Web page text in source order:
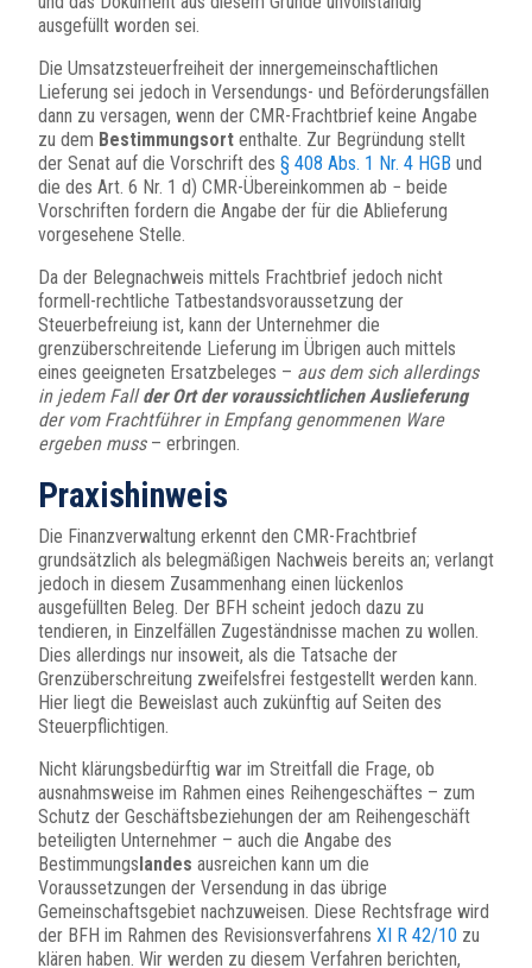
ausgefüllt worden sei.
Die Umsatzsteuerfreiheit der innergemeinschaftlichen
Lieferung sei jedoch in Versendungs- und Beförderungsfällen
dann zu versagen, wenn der CMR-Frachtbrief keine Angabe
zu dem Bestimmungsort enthalte. Zur Begründung stellt
der Senat auf die Vorschrift des § 408 Abs. 1 Nr. 4 HGB und
die des Art. 6 Nr. 1 d) CMR-Übereinkommen ab − beide
Vorschriften fordern die Angabe der für die Ablieferung
vorgesehene Stelle.
Da der Belegnachweis mittels Frachtbrief jedoch nicht
formell-rechtliche Tatbestandsvoraussetzung der
Steuerbefreiung ist, kann der Unternehmer die
grenzüberschreitende Lieferung im Übrigen auch mittels
eines geeigneten Ersatzbeleges – aus dem sich allerdings
in jedem Fallder Ort der voraussichtlichen Auslieferung
der vom Frachtführer in Empfang genommenen Ware
ergeben muss– erbringen.
Praxishinweis
Die Finanzverwaltung erkennt den CMR-Frachtbrief
grundsätzlich als belegmäßigen Nachweis bereits an; verlangt
jedoch in diesem Zusammenhang einen lückenlos
ausgefüllten Beleg. Der BFH scheint jedoch dazu zu
tendieren, in Einzelfällen Zugeständnisse machen zu wollen.
Dies allerdings nur insoweit, als die Tatsache der
Grenzüberschreitung zweifelsfrei festgestellt werden kann.
Hier liegt die Beweislast auch zukünftig auf Seiten des
Steuerpflichtigen.
Nicht klärungsbedürftig war im Streitfall die Frage, ob
ausnahmsweise im Rahmen eines Reihengeschäftes – zum
Schutz der Geschäftsbeziehungen der am Reihengeschäft
beteiligten Unternehmer – auch die Angabe des
Bestimmungslandes ausreichen kann um die
Voraussetzungen der Versendung in das übrige
Gemeinschaftsgebiet nachzuweisen. Diese Rechtsfrage wird
der BFH im Rahmen des Revisionsverfahrens XI R 42/10 zu
klären haben. Wir werden zu diesem Verfahren berichten,